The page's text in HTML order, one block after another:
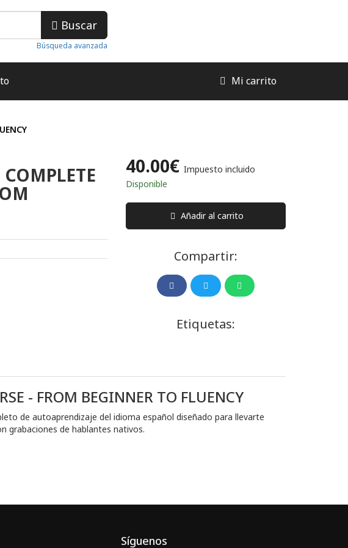
Buscar
Búsqueda avanzada
Mi carrito
40.00€ Impuesto incluido
Disponible
Añadir al carrito
Compartir:
Etiquetas:
- FROM BEGINNER TO FLUENCY
de autoaprendizaje del idioma español diseñado para llevarte
grabaciones de hablantes nativos.
Síguenos